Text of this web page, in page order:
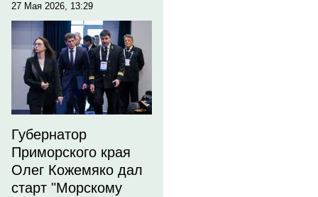
27 Мая 2026, 13:29
Губернатор
Приморского края
Олег Кожемяко дал
старт "Морскому